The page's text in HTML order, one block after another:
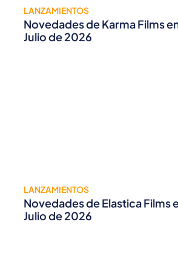
LANZAMIENTOS
Novedades de Karma Films
Julio de 2026
LANZAMIENTOS
Novedades de Elastica Films
Julio de 2026